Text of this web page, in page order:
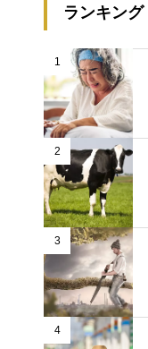
ランキング
1
2
3
4